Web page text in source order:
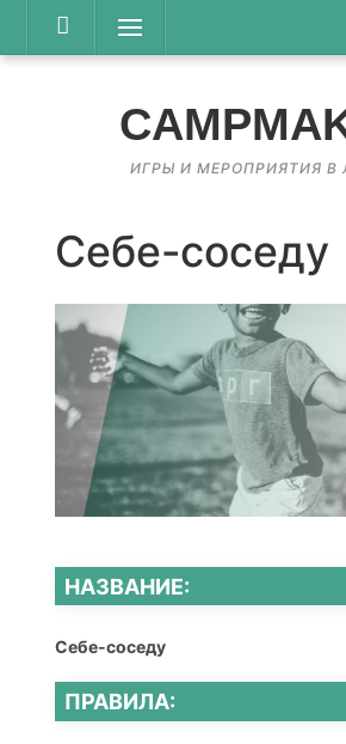
содержимому
Меню
ИГРЫ И МЕРОПРИЯТИЯ В
Себе-соседу
НАЗВАНИЕ:
Себе-соседу
ПРАВИЛА: